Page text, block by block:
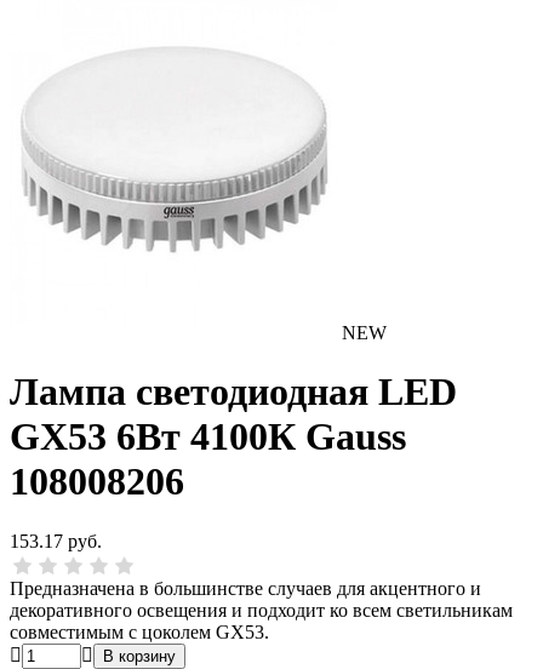
NEW
Лампа светодиодная LED
GX53 6Вт 4100К Gauss
108008206
153.17 руб.
Предназначена в большинстве случаев для акцентного и
декоративного освещения и подходит ко всем светильникам
совместимым с цоколем GX53.